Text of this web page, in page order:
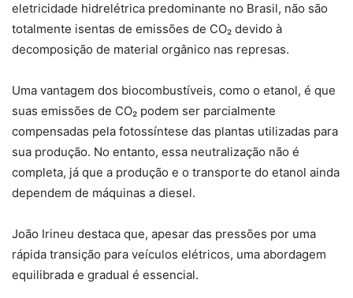
eletricidade hidrelétrica predominante no Brasil, não são
totalmente isentas de emissões de CO₂ devido à
decomposição de material orgânico nas represas.
Uma vantagem dos biocombustíveis, como o etanol, é que
suas emissões de CO₂ podem ser parcialmente
compensadas pela fotossíntese das plantas utilizadas para
sua produção. No entanto, essa neutralização não é
completa, já que a produção e o transporte do etanol ainda
dependem de máquinas a diesel.
João Irineu destaca que, apesar das pressões por uma
rápida transição para veículos elétricos, uma abordagem
equilibrada e gradual é essencial.